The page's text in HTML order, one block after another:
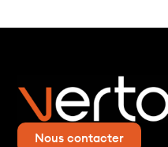
Nous contacter